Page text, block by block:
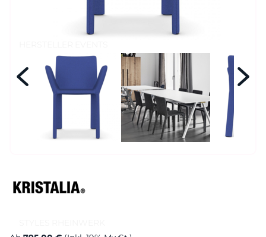
RHEINWERK
Königswinterer Str. 319
53639 Königswinter-Ittenbach
0 22 23 - 91 89 0
Di.-Fr. 10-18 Uhr